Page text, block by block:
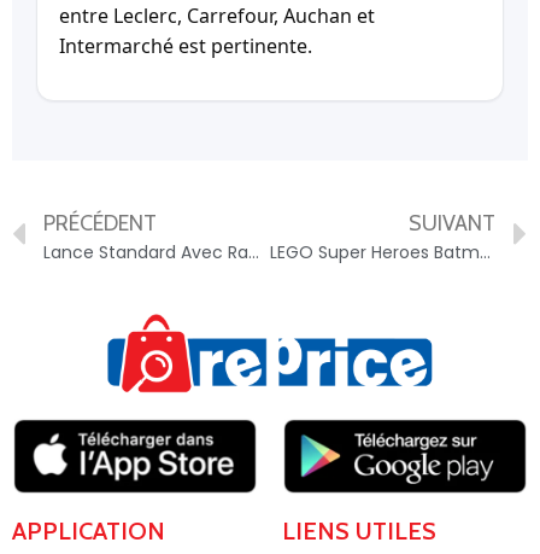
entre Leclerc, Carrefour, Auchan et
Intermarché est pertinente.
PRÉCÉDENT
Lance Standard Avec Raccord Rapide – 3160142102820
SUIVANT
LEGO Super Heroes Batman™ avec la Batmobile™ contre Harley Quinn™ et Mr. Freeze™ 76274 LEGO – 5702017590257
APPLICATION LIENS UTILES